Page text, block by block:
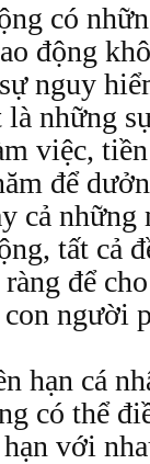
có
động
nguy
là những
việc,
để
cả
tất cả
để
người
hạn cá
có thể
với